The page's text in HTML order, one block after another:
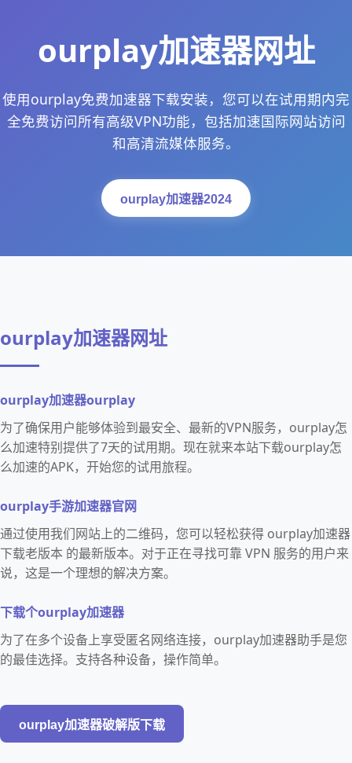
ourplay加速器网址
使用ourplay免费加速器下载安装，您可以在试用期内完
全免费访问所有高级VPN功能，包括加速国际网站访问
和高清流媒体服务。
ourplay加速器2024
ourplay加速器网址
ourplay加速器ourplay
为了确保用户能够体验到最安全、最新的VPN服务，ourplay怎
么加速特别提供了7天的试用期。现在就来本站下载ourplay怎
么加速的APK，开始您的试用旅程。
ourplay手游加速器官网
通过使用我们网站上的二维码，您可以轻松获得 ourplay加速器
下载老版本 的最新版本。对于正在寻找可靠 VPN 服务的用户来
说，这是一个理想的解决方案。
下载个ourplay加速器
为了在多个设备上享受匿名网络连接，ourplay加速器助手是您
的最佳选择。支持各种设备，操作简单。
ourplay加速器破解版下载